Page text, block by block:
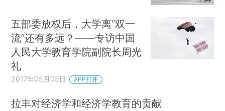
五部委放权后，大学离“双一
流”还有多远？——专访中国
人民大学教育学院副院长周光
礼
2017年05月05日 APP打开
拉丰对经济学和经济学教育的贡献